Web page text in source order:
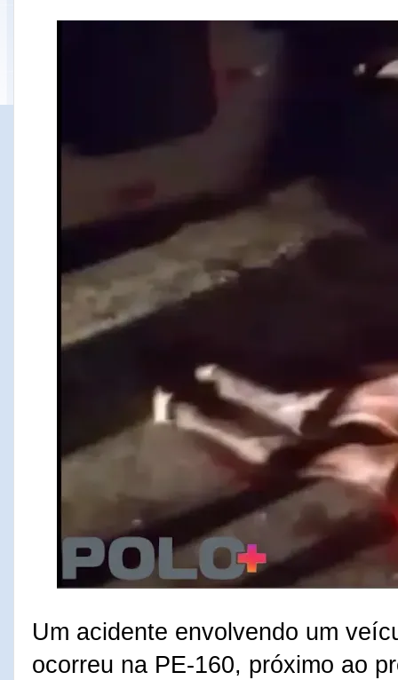
Um acidente envolvendo um
ocorreu na PE-160, próximo ao